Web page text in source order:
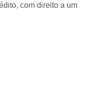
com direito a um